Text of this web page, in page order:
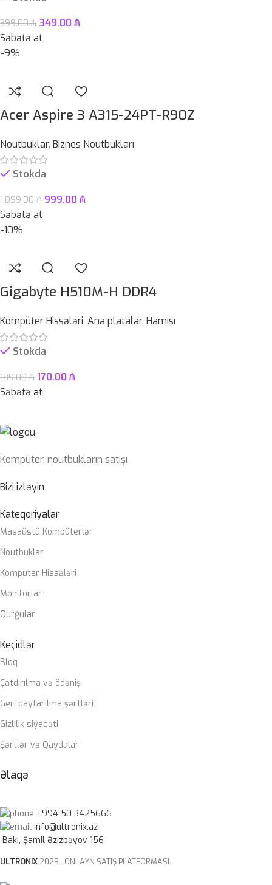
399.00₼ 349.00 ₼
Səbətə at
-9%
Acer Aspire 3 A315-24PT-R90Z
Noutbuklar, Biznes Noutbukları
Stokda
1,099.00₼ 999.00 ₼
Səbətə at
-10%
Gigabyte H510M-H DDR4
Kompüter Hissələri, Ana platalar, Hamısı
Stokda
189.00₼ 170.00 ₼
Səbətə at
Kompüter, noutbukların satışı
Bizi izləyin
Kateqoriyalar
Masaüstü Kompüterlər
Noutbuklar
Kompüter Hissələri
Monitorlar
Qurğular
Keçidlər
Bloq
Çatdırılma və ödəniş
Geri qaytarılma şərtləri
Gizlilik siyasəti
Şərtlər və Qaydalar
Əlaqə
+994 50 3425666
info@ultronix.az
Bakı, Şamil Əzizbəyov 156
ULTRONIX 2023 . ONLAYN SATIŞ PLATFORMASI.